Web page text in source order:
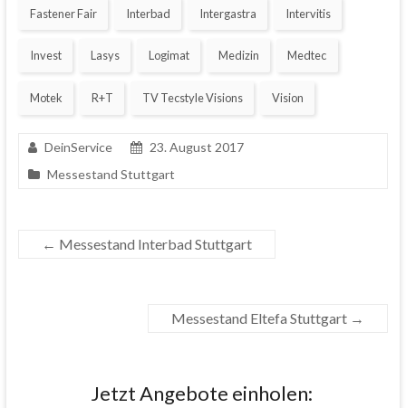
Fastener Fair Interbad Intergastra Intervitis
Invest Lasys Logimat Medizin Medtec
Motek R+T TV Tecstyle Visions Vision
DeinService
23. August 2017
Messestand Stuttgart
← Messestand Interbad Stuttgart
Messestand Eltefa Stuttgart →
Jetzt Angebote einholen: